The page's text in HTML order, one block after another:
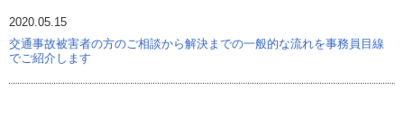
2020.05.15
交通事故被害者の方のご相談から解決までの一般的な流れを事務員目線
でご紹介します